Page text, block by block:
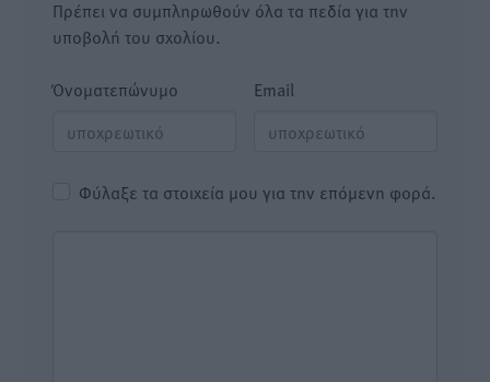
Πρέπει να συμπληρωθούν όλα τα πεδία για την
υποβολή του σχολίου.
Όνοματεπώνυμο Email
Φύλαξε τα στοιχεία μου για την επόμενη φορά.